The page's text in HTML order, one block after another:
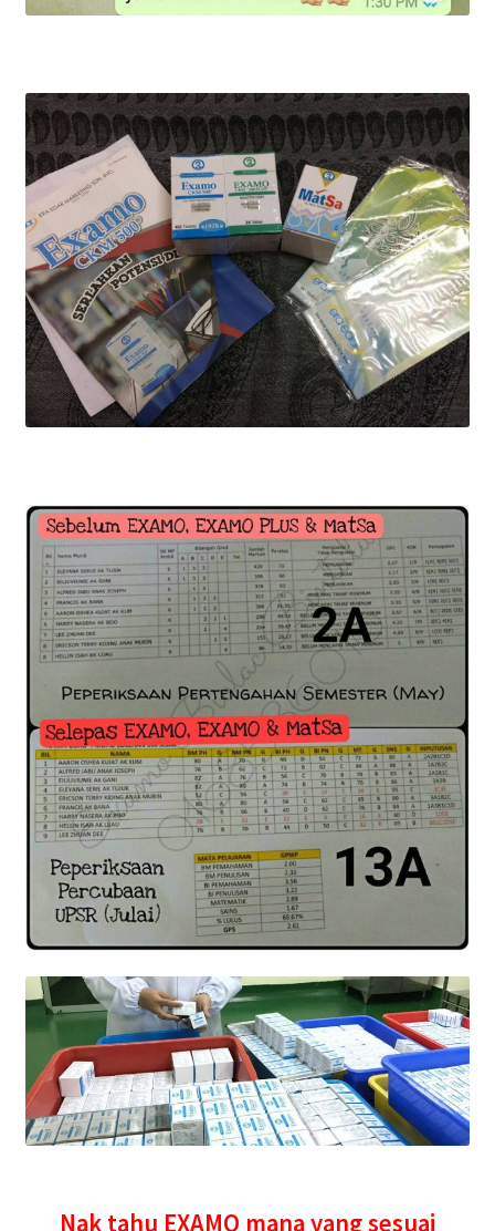
Nak tahu EXAMO mana yang sesuai